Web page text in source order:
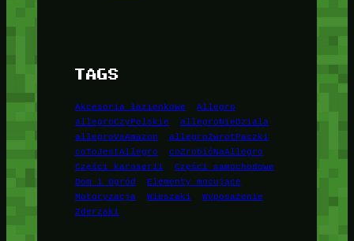
TAGS
Akcesoria łazienkowe
Allegro
allegroCzyPolskie
allegroNieDziala
allegroVsAmazon
allegroZwrotPaczki
coToJestAllegro
coZrobićNaAllegro
Części karoserii
Części samochodowe
Dom i Ogród
Elementy mocujące
Motoryzacja
Wieszaki
Wyposażenie
Zderzaki